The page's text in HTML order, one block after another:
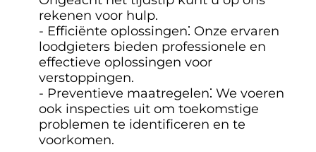
rekenen voor hulp.​
Efficiënte oplossingen⁚ Onze ervaren
loodgieters bieden professionele en
effectieve oplossingen voor
verstoppingen.​
Preventieve maatregelen⁚ We voeren
ook inspecties uit om toekomstige
problemen te identificeren en te
voorkomen.​